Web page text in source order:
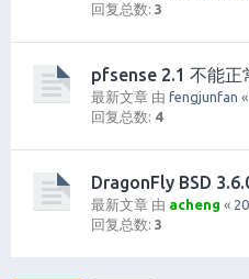
回复总数: 3
pfsense 2.1 不能正
最新文章 由 fengjunfan «
回复总数: 4
DragonFly BSD
最新文章 由 acheng «
回复总数: 3